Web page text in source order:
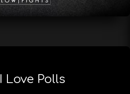
I Love Polls